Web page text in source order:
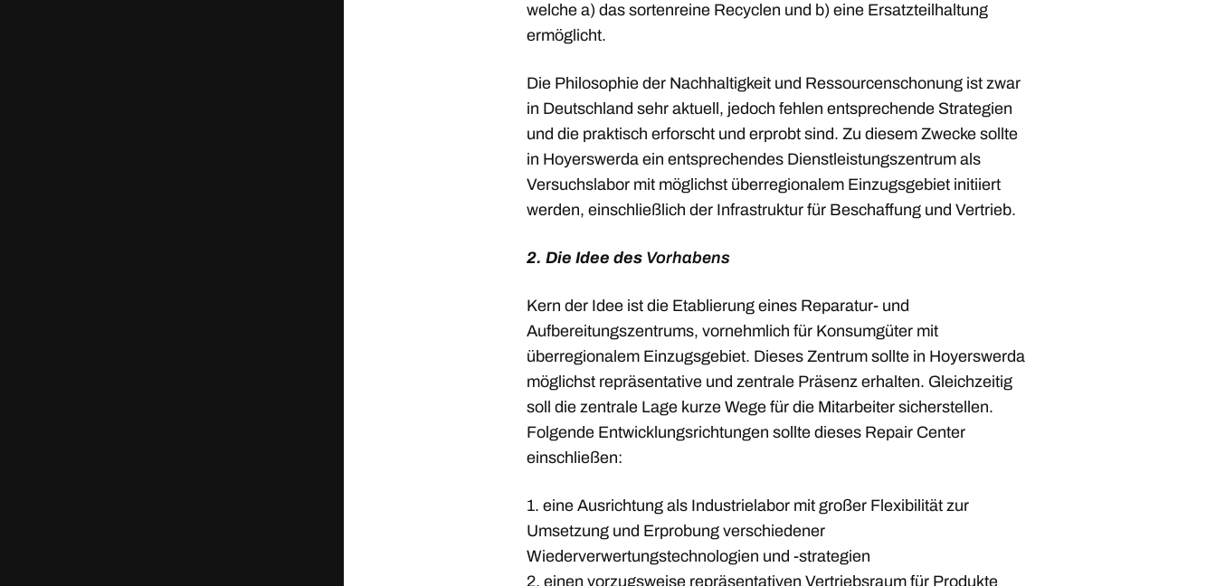
welche a) das sortenreine Recyclen und b) eine Ersatzteilhaltung
ermöglicht.
Die Philosophie der Nachhaltigkeit und Ressourcenschonung ist zwar
in Deutschland sehr aktuell, jedoch fehlen entsprechende Strategien
und die praktisch erforscht und erprobt sind. Zu diesem Zwecke sollte
in Hoyerswerda ein entsprechendes Dienstleistungszentrum als
Versuchslabor mit möglichst überregionalem Einzugsgebiet initiiert
werden, einschließlich der Infrastruktur für Beschaffung und Vertrieb.
2. Die Idee des Vorhabens
Kern der Idee ist die Etablierung eines Reparatur- und
Aufbereitungszentrums, vornehmlich für Konsumgüter mit
überregionalem Einzugsgebiet. Dieses Zentrum sollte in Hoyerswerda
möglichst repräsentative und zentrale Präsenz erhalten. Gleichzeitig
soll die zentrale Lage kurze Wege für die Mitarbeiter sicherstellen.
Folgende Entwicklungsrichtungen sollte dieses Repair Center
einschließen:
1. eine Ausrichtung als Industrielabor mit großer Flexibilität zur
Umsetzung und Erprobung verschiedener
Wiederverwertungstechnologien und -strategien
2. einen vorzugsweise repräsentativen Vertriebsraum für Produkte